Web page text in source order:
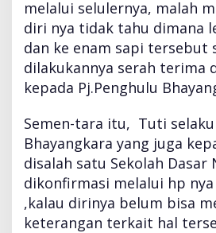
melalui selulernya, malah
diri nya tidak tahu dimana
dan ke enam sapi tersebut
dilakukannya serah terima
kepada Pj.Penghulu
Semen-tara itu, Tuti selaku
Bhayangkara yang juga
disalah satu Sekolah Dasar
dikonfirmasi melalui hp
,kalau dirinya belum bisa
keterangan terkait hal